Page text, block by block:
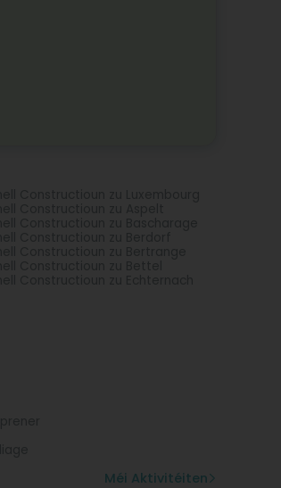
Méi Aktivitéiten